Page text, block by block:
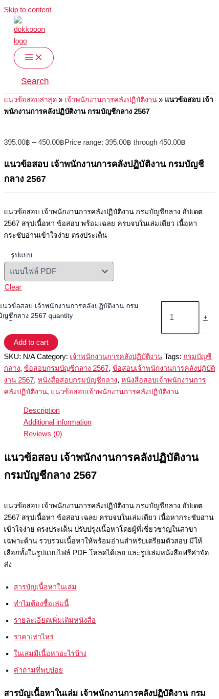
Skip to content
Search
แนวข้อสอบล่าสุด » เจ้าพนักงานการคลังปฏิบัติงาน » แนวข้อสอบ เจ้า
พนักงานการคลังปฏิบัติงาน กรมบัญชีกลาง 2567
395.00฿ – 450.00฿Price range: 395.00฿ through 450.00฿
แนวข้อสอบ เจ้าพนักงานการคลังปฏิบัติงาน กรมบัญชี
กลาง 2567
แนวข้อสอบ เจ้าพนักงานการคลังปฏิบัติงาน กรมบัญชีกลาง อัปเดต
2567 สรุปเนื้อหา ข้อสอบ พร้อมเฉลย ครบจบในเล่มเดียว เนื้อหา
กระชับอ่านเข้าใจง่าย ตรงประเด็น
รูปแบบ
Clear
-
นวข้อสอบ เจ้าพนักงานการคลังปฏิบัติงาน กรม
ญชีกลาง 2567 quantity
+
Add to cart
SKU: N/A Category: เจ้าพนักงานการคลังปฏิบัติงาน Tags: กรมบัญชี
กลาง, ข้อสอบกรมบัญชีกลาง 2567, ข้อสอบเจ้าพนักงานการคลังปฏิบัติ
งาน 2567, หนังสือสอบกรมบัญชีกลาง, หนังสือสอบเจ้าพนักงานการ
คลังปฏิบัติงาน, แนวข้อสอบเจ้าพนักงานการคลังปฏิบัติงาน
Description
Additional information
Reviews (0)
แนวข้อสอบ เจ้าพนักงานการคลังปฏิบัติงาน
กรมบัญชีกลาง 2567
แนวข้อสอบ เจ้าพนักงานการคลังปฏิบัติงาน กรมบัญชีกลาง อัปเดต
2567 สรุปเนื้อหา ข้อสอบ เฉลย ครบจบในเล่มเดียว เนื้อหากระชับอ่าน
เข้าใจง่าย ตรงประเด็น ปรับปรุงเนื้อหาโดยผู้ที่เชี่ยวชาญในสาขา
เฉพาะด้าน รวบรวมเนื้อหาให้พร้อมอ่านสำหรับเตรียมตัวสอบ มีให้
เลือกทั้งในรูปแบบไฟล์ PDF โหลดได้เลย และรูปเล่มหนังสือฟรีค่าจัด
ส่ง
สารบัญเนื้อหาในเล่ม
ทำไมต้องชื้อเล่มนี้
รายละเอียดเพิ่มเติมหนังสือ
ราคาเท่าไหร่
ในเล่มมีเนื้อหาอะไรบ้าง
คำถามที่พบบ่อย
สารบัญเนื้อหาในเล่ม เจ้าพนักงานการคลังปฏิบัติงาน กรม